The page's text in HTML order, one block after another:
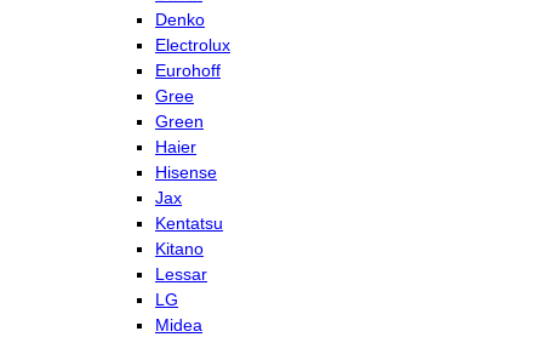
Denko
Electrolux
Eurohoff
Gree
Green
Haier
Hisense
Jax
Kentatsu
Kitano
Lessar
LG
Midea